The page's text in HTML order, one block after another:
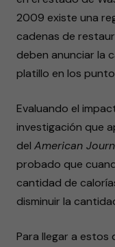
2009 existe una
cadenas de
deben anunciar la
platillo en los
Evaluando el
investigación que
del American
probado que
cantidad de
disminuir la
Para llegar a estos